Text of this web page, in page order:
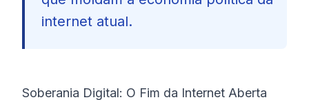
©2026 Bootcamp de Cibersegurança 8200
internet atual.
Soberania Digital: O Fim da Internet Aberta